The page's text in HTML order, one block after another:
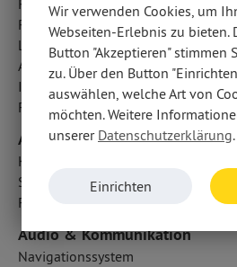
Reifendruckkontrolle
Regensensor
LED-Tagfahrlicht
Antriebsschlupfregelung ASR
ISOFIX Kindersitzbefestigung
Fußgängerschutzsystem
Airbags
Kopfairbag vorn und hinten
Seitenairbag vorn
Fahrer- /Beifahrerairbag
Audio & Kommunikation
Navigationssystem
Wir verwenden Cookies, um
Webseiten-Erlebnis zu bieten.
Button "Akzeptieren" stimmen
zu. Über den Button
auswählen, welche Art von
möchten. Weitere
unserer Datenschutzerklärung.
Einrichten